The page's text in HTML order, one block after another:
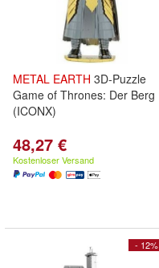
METAL EARTH 3D-Puzzle
Game of Thrones: Der Berg
(ICONX)
48,27 €
Kostenloser Versand
- 12%